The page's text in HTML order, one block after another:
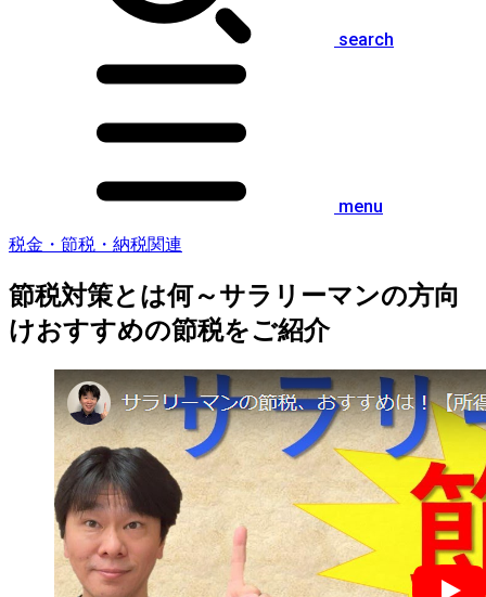
search
menu
税金・節税・納税関連
節税対策とは何～サラリーマンの方向
けおすすめの節税をご紹介